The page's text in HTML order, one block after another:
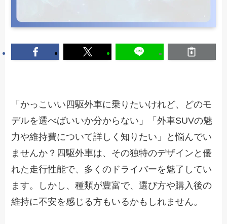
「かっこいい四駆外車に乗りたいけれど、どのモ
デルを選べばいいか分からない」「外車SUVの魅
力や維持費について詳しく知りたい」と悩んでい
ませんか？四駆外車は、その独特のデザインと優
れた走行性能で、多くのドライバーを魅了してい
ます。しかし、種類が豊富で、選び方や購入後の
維持に不安を感じる方もいるかもしれません。